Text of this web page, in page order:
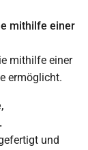
mithilfe einer
mithilfe einer
ermöglicht.
und